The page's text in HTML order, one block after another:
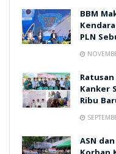
BBM
PLN
Kanker
Ribu
ASN